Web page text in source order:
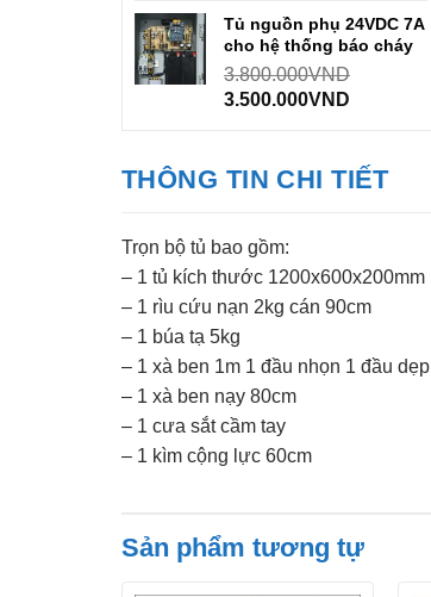
Tủ nguồn phụ 24VDC 7A
cho hệ thống báo cháy
3.800.000VND
3.500.000VND
THÔNG TIN CHI TIẾT
Trọn bộ tủ bao gồm:
– 1 tủ kích thước 1200x600x200mm
– 1 rìu cứu nạn 2kg cán 90cm
– 1 búa tạ 5kg
– 1 xà ben 1m 1 đầu nhọn 1 đầu dẹp
– 1 xà ben nạy 80cm
– 1 cưa sắt cầm tay
– 1 kìm cộng lực 60cm
Sản phẩm tương tự